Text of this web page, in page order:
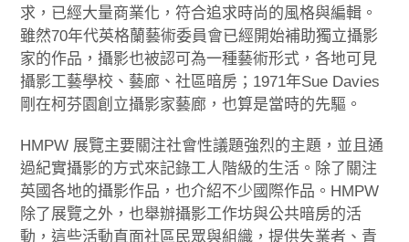
求，已經大量商業化，符合追求時尚的風格與編輯。
雖然70年代英格蘭藝術委員會已經開始補助獨立攝影
家的作品，攝影也被認可為一種藝術形式，各地可見
攝影工藝學校、藝廊、社區暗房；1971年Sue Davies
剛在柯芬園創立攝影家藝廊，也算是當時的先驅。
HMPW 展覽主要關注社會性議題強烈的主題，並且通
過紀實攝影的方式來記錄工人階級的生活。除了關注
英國各地的攝影作品，也介紹不少國際作品。HMPW
除了展覽之外，也舉辦攝影工作坊與公共暗房的活
動，這些活動直面社區民眾與組織，提供失業者、青